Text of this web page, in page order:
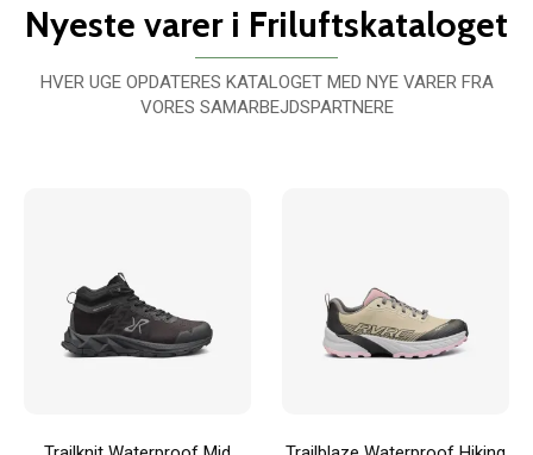
Nyeste varer i Friluftskataloget
HVER UGE OPDATERES KATALOGET MED NYE VARER FRA
VORES SAMARBEJDSPARTNERE